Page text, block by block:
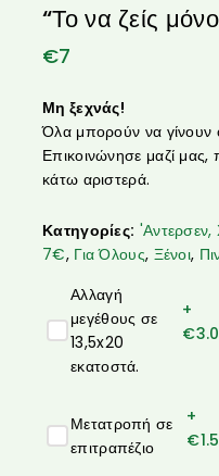
“Το να ζείς
€7
Μη ξεχνάς!
Όλα μπορούν να γίνουν
Επικοινώνησε μαζί
κάτω αριστερά.
Κατηγορίες: 'Αντερσεν,
7€, Για Όλους, Ξένοι,
Αλλαγή
μεγέθους σε
13,5x20
εκατοστά.
+
€
Μετατροπή σε
επιτραπέζιο
+
€